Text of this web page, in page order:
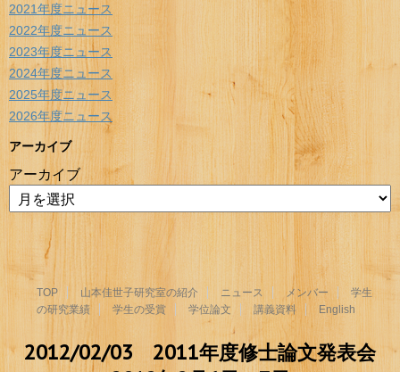
2021年度ニュース
2022年度ニュース
2023年度ニュース
2024年度ニュース
2025年度ニュース
2026年度ニュース
アーカイブ
アーカイブ
TOP 山本佳世子研究室の紹介 ニュース メンバー
学生
の研究業績
学生の受賞 学位論文 講義資料 English
2012/02/03 2011年度修士論文発表会